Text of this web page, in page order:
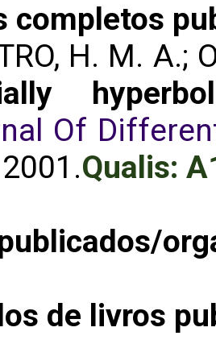
completos
H. M. A.;
Of
Qualis:
de livros